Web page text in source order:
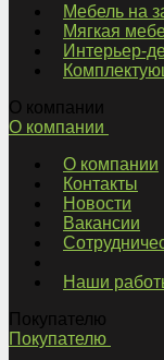
Мебель на
Мягкая
Интерьер-
О компании
О компании
О компании
Контакты
Новости
Вакансии
Наши
Покупателю
Покупателю